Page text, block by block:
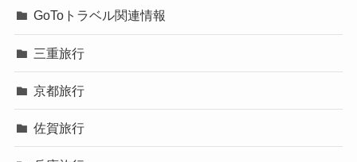
GoToトラベル関連情報
三重旅行
京都旅行
佐賀旅行